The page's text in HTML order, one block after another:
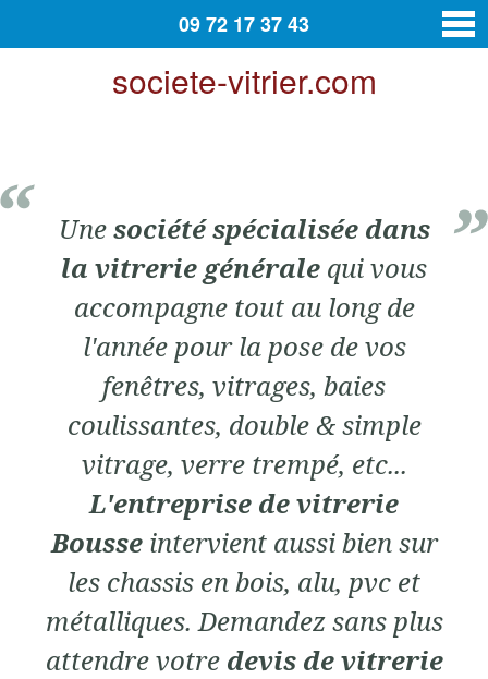
09 72 17 37 43
societe-vitrier.com
Unesociété spécialisée dans
la vitrerie générale qui vous
accompagne tout au long de
l'année pour la pose de vos
fenêtres, vitrages, baies
coulissantes, double & simple
vitrage, verre trempé, etc...
L'entreprise de vitrerie
Bousseintervient aussi bien sur
les chassis en bois, alu, pvc et
métalliques. Demandez sans plus
attendre votre devis de vitrerie